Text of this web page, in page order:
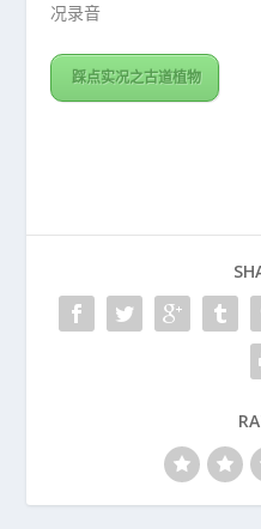
况录音
踩点实况之古道植物